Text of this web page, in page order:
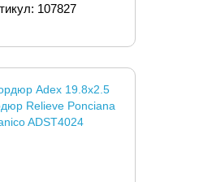
107827
Adex 19.8x2.5
Relieve Ponciana
ADST4024